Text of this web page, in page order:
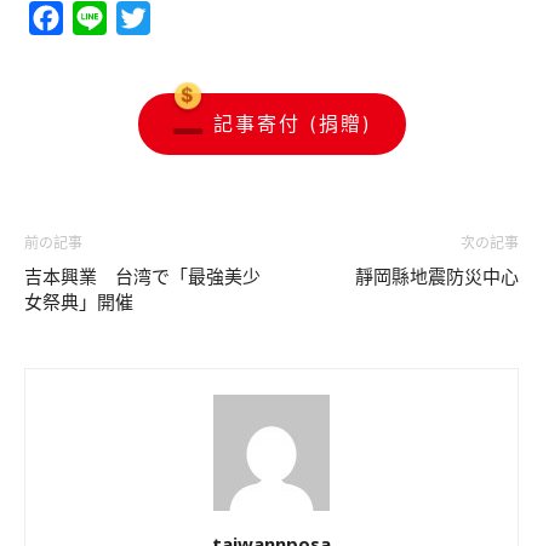
Facebook
Line
記事寄付 (捐贈)
前の記事
吉本興業 台湾で「最強美少
女祭典」開催
次の記事
靜岡縣地震防災中心